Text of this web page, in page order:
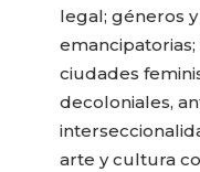
legal; géneros
ciudades
decoloniales,
arte y cultura